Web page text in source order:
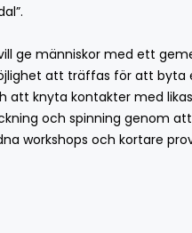
ge människor med ett
att träffas för att byta
att knyta kontakter med
och spinning genom
workshops och kortare